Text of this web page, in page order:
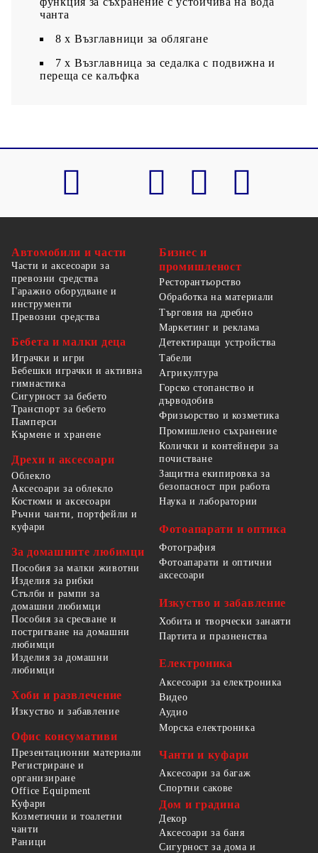
чанта
8 x Възглавници за облягане
7 x Възглавница за седалка с подвижна и
переща се калъфка
Автомобили и части
Части и аксесоари за
превозни средства
Гаражно оборудване и
инструменти
Превозни средства
Бебета и малки деца
Играчки и игри
Бебешки играчки и активна
гимнастика
Сигурност за бебето
Транспорт за бебето
Памперси
Кърмене и хранене
Дрехи и аксесоари
Облекло
Аксесоари за облекло
Костюми и аксесоари
Ръчни чанти, портфейли и
куфари
За домашните любимци
Пособия за малки животни
Изделия за рибки
Стълби и рампи за
домашни любимци
Пособия за сресване и
постригване на домашни
любимци
Изделия за домашни
любимци
Хоби и развлечение
Изкуство и забавление
Офис консумативи
Презентационни материали
Регистриране и
организиране
Office Equipment
Бизнес и
промишленост
Ресторантьорство
Обработка на материали
Търговия на дребно
Маркетинг и реклама
Детектиращи устройства
Табели
Агрикултура
Горско стопанство и
дърводобив
Фризьорство и козметика
Промишлено съхранение
Колички и контейнери за
почистване
Защитна екипировка за
безопасност при работа
Наука и лаборатории
Фотоапарати и оптика
Фотография
Фотоапарати и оптични
аксесоари
Изкуство и забавление
Хобита и творчески занаяти
Партита и празненства
Електроника
Аксесоари за електроника
Видео
Аудио
Морска електроника
Чанти и куфари
Аксесоари за багаж
Спортни сакове
Куфари
Козметични и тоалетни
чанти
Раници
Дом и градина
Декор
Аксесоари за баня
Сигурност за дома и